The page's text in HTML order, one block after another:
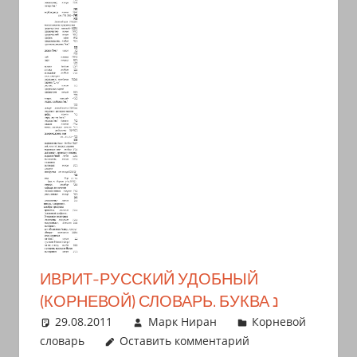
иврите
арамейском.
Поговорки
пословицы
транскрипцией
арабском,
иврите
Кулинарные
рецепты
новости
ИВРИТ-РУССКИЙ УДОБНЫЙ
(КОРНЕВОЙ) СЛОВАРЬ. БУКВА נ
29.08.2011 Марк Ниран
Корневой
словарь
Оставить комментарий